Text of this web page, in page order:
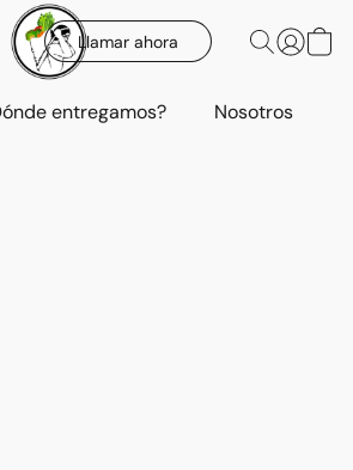
Llamar ahora
entregamos? Nosotros